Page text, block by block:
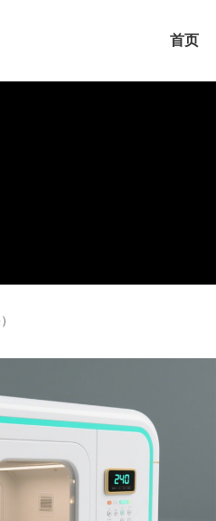
首页